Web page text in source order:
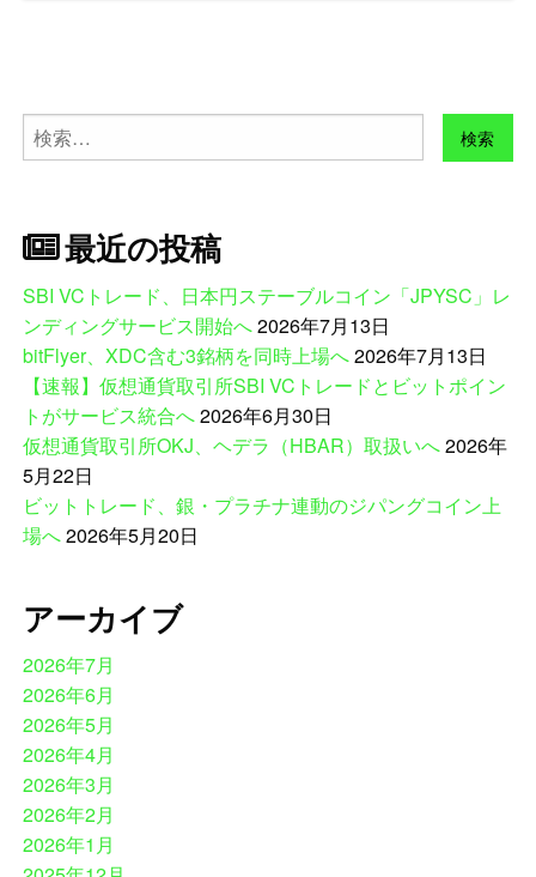
検
索:
最近の投稿
SBI VCトレード、日本円ステーブルコイン「JPYSC」レ
ンディングサービス開始へ2026年7月13日
bitFlyer、XDC含む3銘柄を同時上場へ2026年7月13日
【速報】仮想通貨取引所SBI VCトレードとビットポイン
トがサービス統合へ2026年6月30日
仮想通貨取引所OKJ、ヘデラ（HBAR）取扱いへ2026年
5月22日
ビットトレード、銀・プラチナ連動のジパングコイン上
場へ2026年5月20日
アーカイブ
2026年7月
2026年6月
2026年5月
2026年4月
2026年3月
2026年2月
2026年1月